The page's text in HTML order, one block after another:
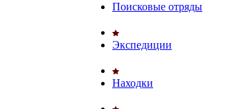
Поисковые отряды
Экспедиции
Находки